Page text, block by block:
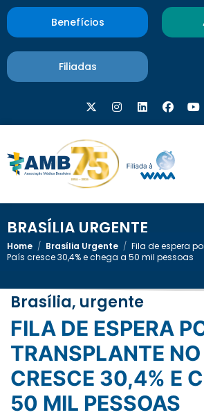
Benefícios
Filiadas
BRASÍLIA URGENTE
Home / Brasília Urgente / Fila de espera
País cresce 30,4% e chega a 50 mil pessoas
Brasília, urgente
FILA DE ESPERA POR
TRANSPLANTE NO
CRESCE 30,4% E
50 MIL PESSOAS